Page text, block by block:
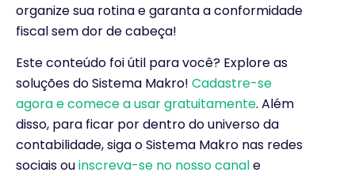
organize sua rotina e garanta a conformidade
fiscal sem dor de cabeça!
Este conteúdo foi útil para você? Explore as
soluções do Sistema Makro! Cadastre-se
agora e comece a usar gratuitamente. Além
disso, para ficar por dentro do universo da
contabilidade, siga o Sistema Makro nas redes
sociais ouinscreva-se no nosso canale